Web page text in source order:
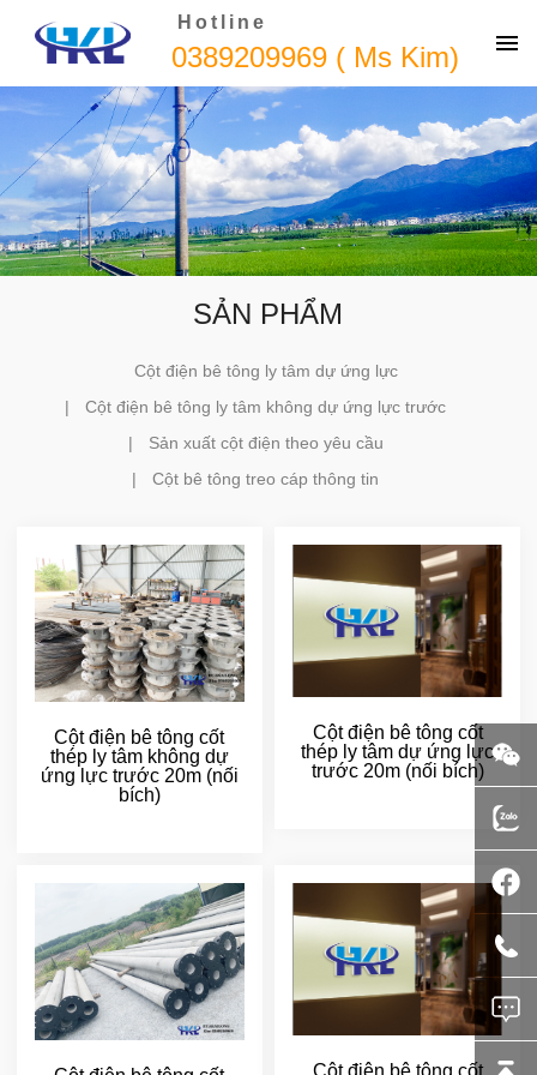
Hotline
0389209969 ( Ms Kim)
SẢN PHẨM
Cột điện bê tông ly tâm dự ứng lực
Cột điện bê tông ly tâm không dự ứng lực trước
Sản xuất cột điện theo yêu cầu
Cột bê tông treo cáp thông tin
Cột điện bê tông cốt
thép ly tâm không dự
ứng lực trước 20m (nối
bích)
Cột điện bê tông cốt
thép ly tâm dự ứng lực
trước 20m (nối bích)